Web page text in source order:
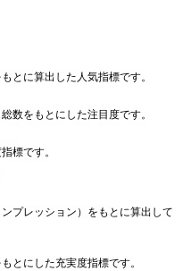
とに算出した人気指標です。
数をもとにした注目度です。
標です。
プレッション）をもとに算出して
とにした充実度指標です。